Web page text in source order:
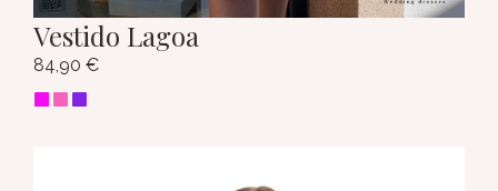
Vestido Lagoa
84,90 €